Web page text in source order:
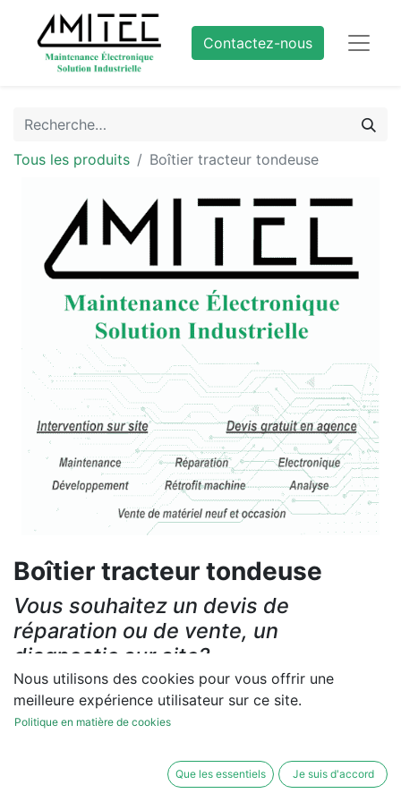
Contactez-nous
Tous les produits Boîtier tracteur tondeuse
Boîtier tracteur tondeuse
Vous souhaitez un devis de
réparation ou de vente, un
diagnostic sur site?
Contactez-nous
Les réparations et les ventes sont garanties
Nous utilisons des cookies pour vous offrir une
meilleure expérience utilisateur sur ce site.
Politique en matière de cookies
Que les essentiels Je suis d'accord